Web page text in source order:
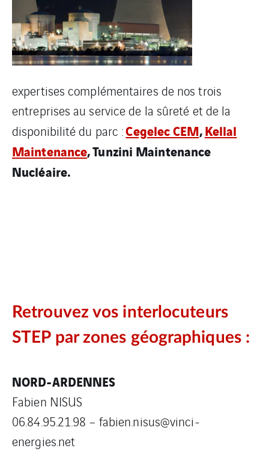
expertises complémentaires de nos trois
entreprises au service de la sûreté et de la
disponibilité du parc :Cegelec CEM,Kellal
Maintenance, Tunzini Maintenance
Nucléaire.
Retrouvez vos interlocuteurs
STEP par zones géographiques :
NORD-ARDENNES
Fabien NISUS
06.84.95.21.98 – fabien.nisus@vinci-
energies.net